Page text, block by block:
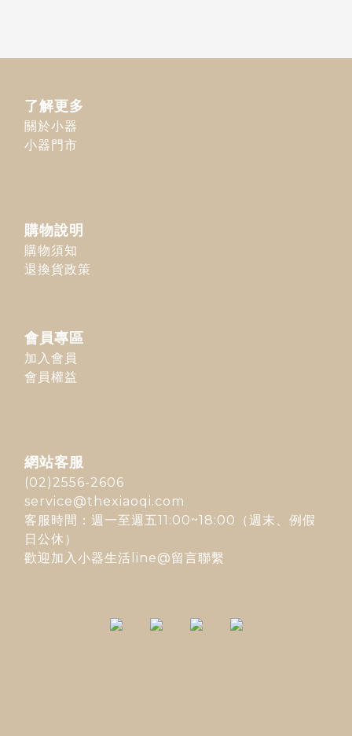
了解更多
關於小器
小器門市
購物說明
購物須知
退換貨政策
會員專區
加入會員
會員權益
網站客服
(02)2556-2606
service@thexiaoqi.com
客服時間：週一至週五11:00~18:00（週末、例假
日公休）
歡迎加入 小器生活line@留言聯繫